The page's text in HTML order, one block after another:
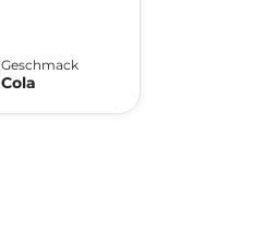
Geschmack
Cola